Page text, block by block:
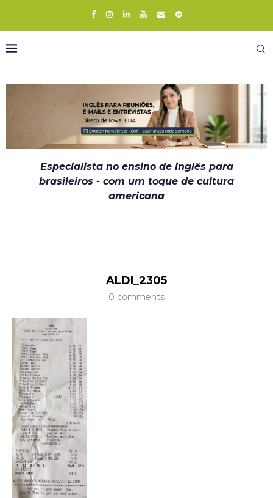
Especialista no ensino de inglês para
brasileiros - com um toque de cultura
americana
ALDI_2305
0 comments